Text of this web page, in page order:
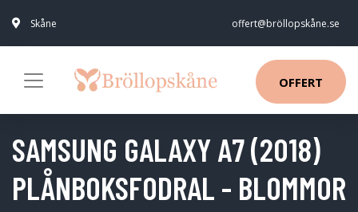
Skåne offert@bröllopskåne.se
OFFERT
SAMSUNG GALAXY A7 (2018)
PLÅNBOKSFODRAL - BLOMMOR